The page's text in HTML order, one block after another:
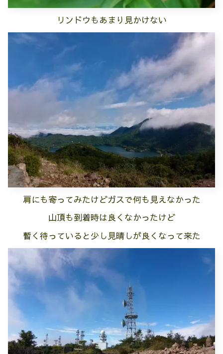
リンドウもあまり見かけない
肩にも寄ってみたけどガスで何も見えなかった
山頂も到着時は良くなかったけど
暫く待っていると少し見晴しが良くなって来た